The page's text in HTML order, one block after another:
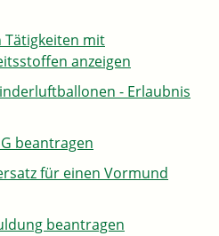
Tätigkeiten mit
anzeigen
- Erlaubnis
beantragen
für einen Vormund
beantragen